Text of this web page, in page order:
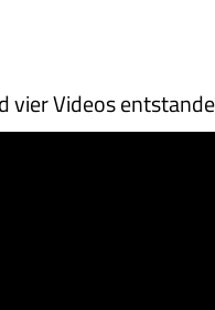
vier Videos